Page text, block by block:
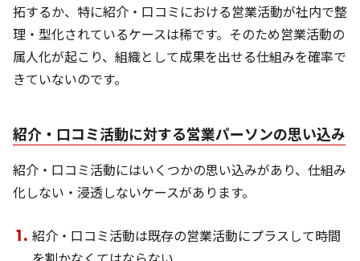
拓するか、特に紹介・口コミにおける営業活動が社内で整
理・型化されているケースは稀です。そのため営業活動の
属人化が起こり、組織として成果を出せる仕組みを確率で
きていないのです。
紹介・口コミ活動に対する営業パーソンの思い込み
紹介・口コミ活動にはいくつかの思い込みがあり、仕組み
化しない・浸透しないケースがあります。
紹介・口コミ活動は既存の営業活動にプラスして時間